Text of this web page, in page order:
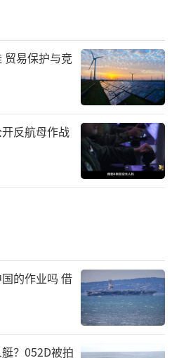
贸易保护与竞
反航母作战
的作业吗 借
？052D被拍